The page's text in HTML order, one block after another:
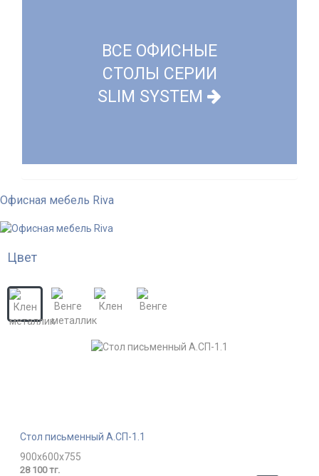
ВСЕ ОФИСНЫЕ
СТОЛЫ СЕРИИ
SLIM SYSTEM
Офисная мебель Riva
Цвет
Стол письменный А.СП-1.1
900x600x755
28 100 тг.